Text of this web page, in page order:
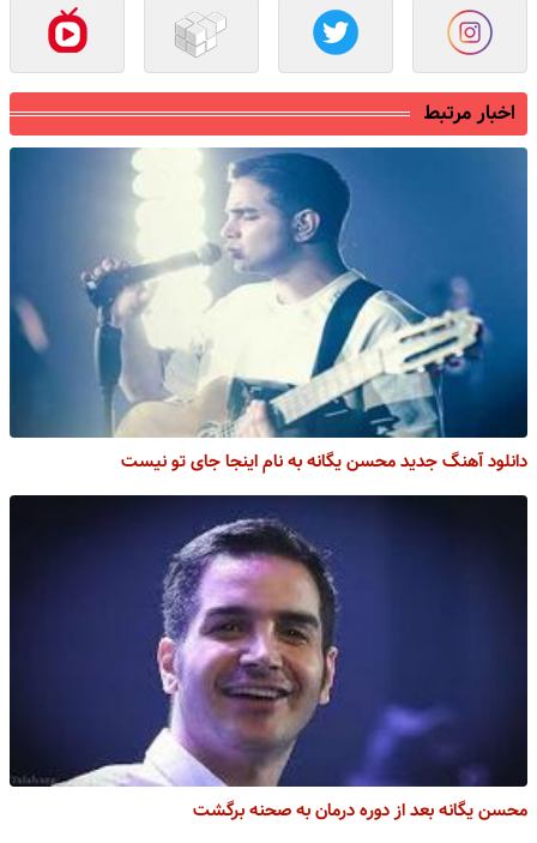
اخبار مرتبط
دانلود آهنگ جدید محسن یگانه به نام اینجا جای تو نیست
محسن یگانه بعد از دوره درمان به صحنه برگشت